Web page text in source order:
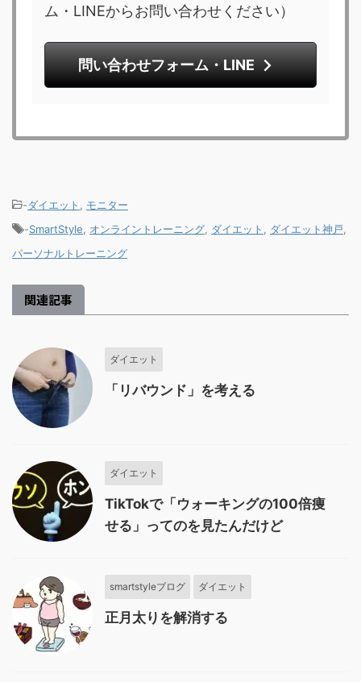
ム・LINEからお問い合わせください）
問い合わせフォーム・LINE
-ダイエット , モニター
-SmartStyle, オンライントレーニング, ダイエット , ダイエット神戸,
パーソナルトレーニング
関連記事
ダイエット
「リバウンド」を考える
ダイエット
TikTokで「ウォーキングの100倍痩
せる」ってのを見たんだけど
smartstyleブログ ダイエット
正月太りを解消する